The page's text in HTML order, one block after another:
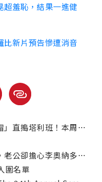
超羞恥，結果一進健
比新片預告慘遭消音
班！本周【12猛漢】首播
擔心李奧納多對她...？
圍名單